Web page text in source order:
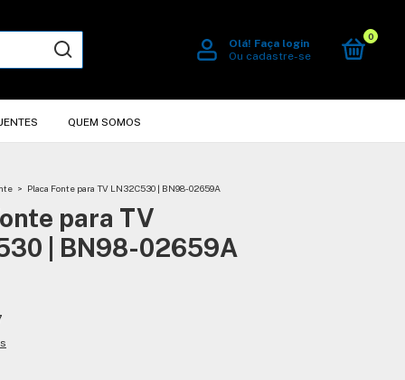
Olá! Faça login
Ou cadastre-se
0
QUEM SOMOS
> Placa Fonte para TV LN32C530 | BN98-02659A
para TV
| BN98-02659A